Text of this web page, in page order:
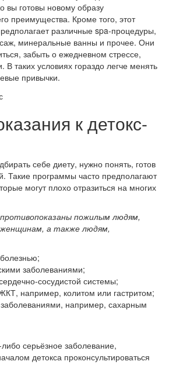
вы готовы новому образу
преимущества. Кроме того, этот
различные spa-процедуры,
минеральные ванны и прочее. Они
забыть о ежедневном стрессе,
В таких условиях гораздо легче менять
привычки.
к детокс-
себе диету, нужно понять, готов
Такие программы часто предполагают
могут плохо отразиться на многих
пожилым людям,
а также людям,
заболеваниями;
сосудистой системы;
например, колитом или гастритом;
например, сахарным
серьёзное заболевание,
детокса проконсультироваться